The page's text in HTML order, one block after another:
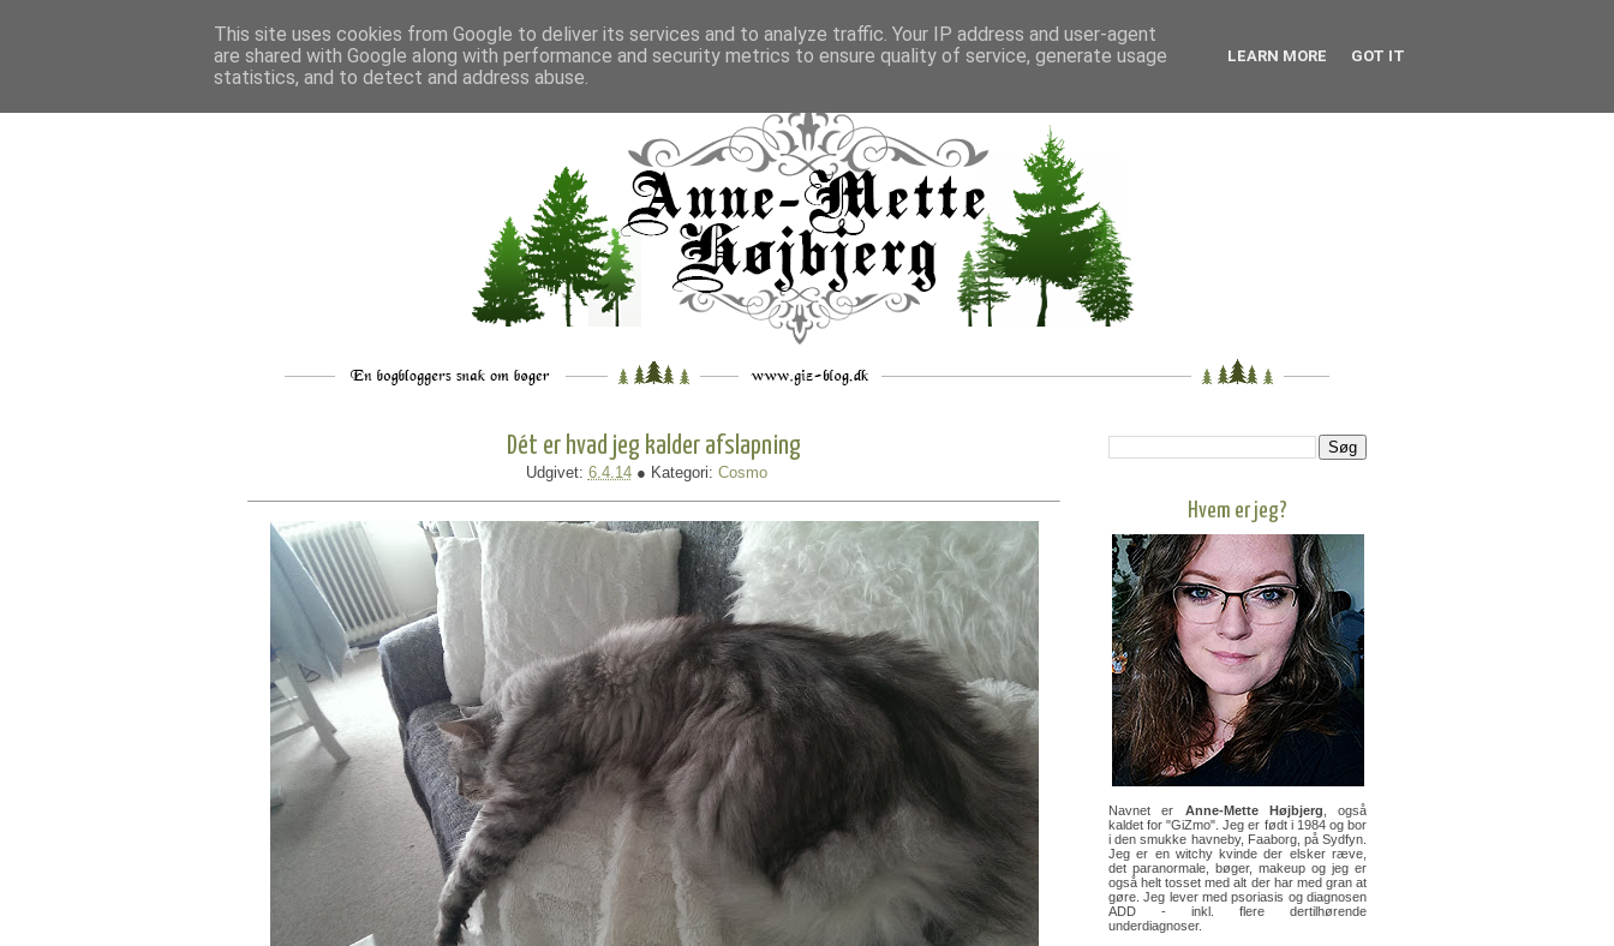
___ _. __ __ _ ___
Dét er hvad jeg kalder afslapning
Udgivet: 6.4.14 ● Kategori: Cosmo
Hvem er jeg?
Navnet er Anne-Mette Højbjerg , også
kaldet for "GiZmo". Jeg er født i 1984 og bor
i den smukke havneby, Faaborg, på Sydfyn.
Jeg er en witchy kvinde der elsker ræve,
det paranormale, bøger, makeup og jeg er
også helt tosset med alt der har med gran at
gøre. Jeg lever med psoriasis og diagnosen
ADD - inkl. flere dertilhørende
underdiagnoser.
This site uses cookies from Google to deliver its services and to analyze traffic. Your IP address and user-agent
are shared with Google along with performance and security metrics to ensure quality of service, generate usage
statistics, and to detect and address abuse.
LEARN MORE GOT IT